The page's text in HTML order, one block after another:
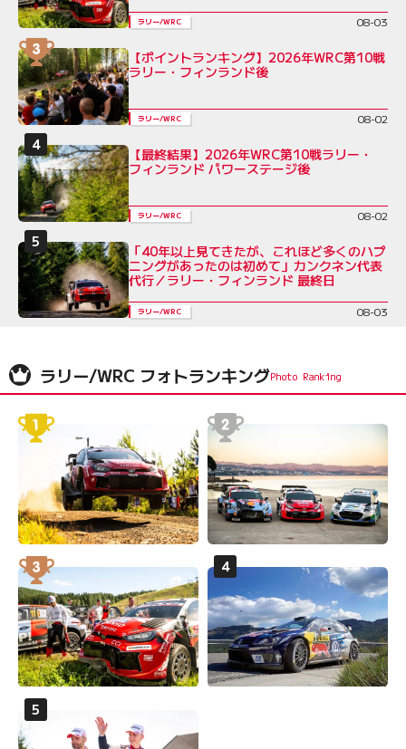
ラリー/WRC 08-03
【ポイントランキング】2026年WRC第10戦
ラリー・フィンランド後
ラリー/WRC 08-02
【最終結果】2026年WRC第10戦ラリー・
フィンランド パワーステージ後
ラリー/WRC 08-02
「40年以上見てきたが、これほど多くのハプ
ニングがあったのは初めて」カンクネン代表
代行／ラリー・フィンランド 最終日
ラリー/WRC 08-03
ラリー/WRC フォトランキング